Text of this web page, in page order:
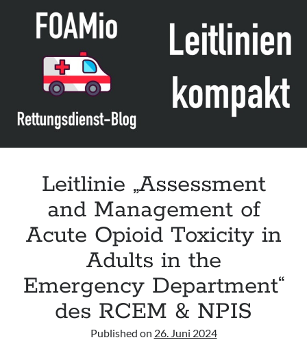
Digoxin
Toxicity“
der
Leitlinie „Assessment
and Management of
Acute Opioid Toxicity in
Adults in the
Emergency Department“
des RCEM & NPIS
Published on 26. Juni 2024